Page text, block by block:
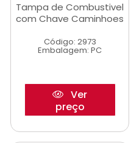
Tampa de Combustivel
com Chave Caminhoes
Código: 2973
Embalagem: PC
Ver
preço